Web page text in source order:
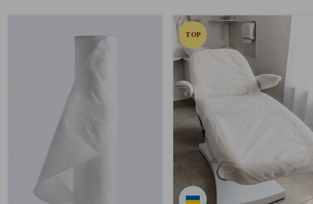
TOP